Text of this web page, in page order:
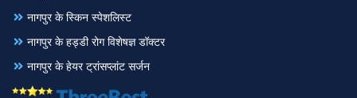
नागपुर के स्किन स्पेशलिस्ट
नागपुर के हड्डी रोग विशेषज्ञ डॉक्टर
नागपुर के हेयर ट्रांसप्लांट सर्जन